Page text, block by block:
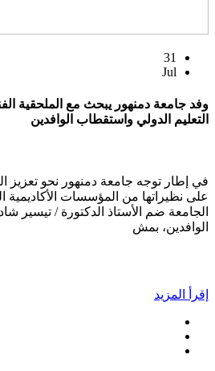
31
Jul
وفد جامعة دمنهور يبحث مع الملحقية
التعليم الدولي واستقطاب الوافدين
في إطار توجه جامعة دمنهور نحو تعزيز
على نظيراتها من المؤسسات
الجامعة ضم الأستاذ الدكتورة / تيسير
الوافدين، بمش
إقرأ المزيد